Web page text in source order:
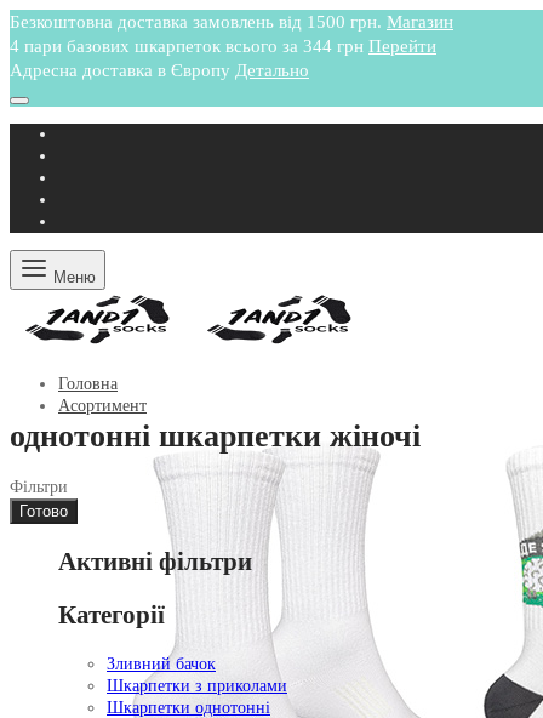
Безкоштовна доставка замовлень від 1500 грн. Магазин
4 пари базових шкарпеток всього за 344 грн Перейти
Адресна доставка в Європу Детально
Меню
Головна
Асортимент
однотонні шкарпетки жіночі
Фільтри
Готово
Активні фільтри
Категорії
Зливний бачок
Шкарпетки з приколами
Шкарпетки однотонні